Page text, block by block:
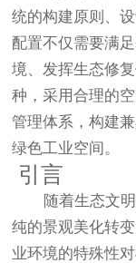
统的构建原则、
配置不仅需要满
境、发挥生态修
种，采用合理的
管理体系，构建
绿色工业空间。
引言
随着生态文明
纯的景观美化转
业环境的特殊性